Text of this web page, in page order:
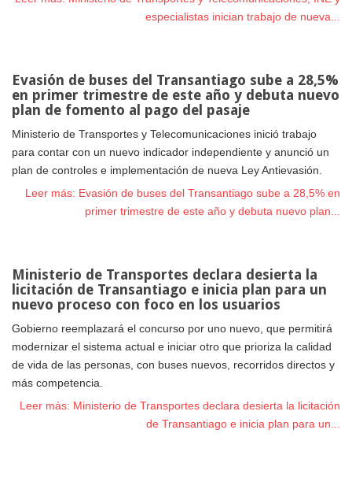
especialistas inician trabajo de nueva...
Evasión de buses del Transantiago sube a 28,5%
en primer trimestre de este año y debuta nuevo
plan de fomento al pago del pasaje
Ministerio de Transportes y Telecomunicaciones inició trabajo
para contar con un nuevo indicador independiente y anunció un
plan de controles e implementación de nueva Ley Antievasión.
Leer más: Evasión de buses del Transantiago sube a 28,5% en
primer trimestre de este año y debuta nuevo plan...
Ministerio de Transportes declara desierta la
licitación de Transantiago e inicia plan para un
nuevo proceso con foco en los usuarios
Gobierno reemplazará el concurso por uno nuevo, que permitirá
modernizar el sistema actual e iniciar otro que prioriza la calidad
de vida de las personas, con buses nuevos, recorridos directos y
más competencia.
Leer más: Ministerio de Transportes declara desierta la licitación
de Transantiago e inicia plan para un...